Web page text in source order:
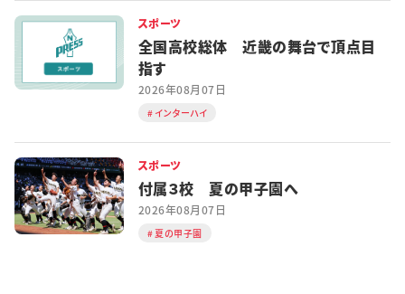
スポーツ
全国高校総体 近畿の舞台で頂点目
指す
2026年08月07日
インターハイ
スポーツ
付属３校 夏の甲子園へ
2026年08月07日
夏の甲子園